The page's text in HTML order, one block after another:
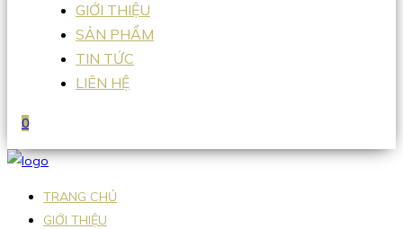
GIỚI THIỆU
SẢN PHẨM
TIN TỨC
LIÊN HỆ
0
TRANG CHỦ
GIỚI THIỆU